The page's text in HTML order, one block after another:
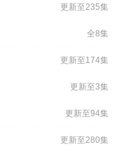
更新至235集
全8集
更新至174集
更新至3集
更新至94集
更新至280集